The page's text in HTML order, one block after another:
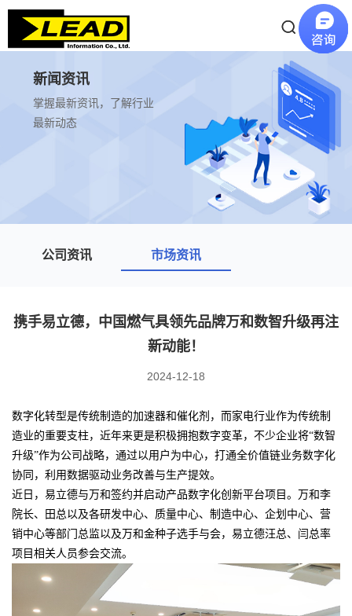
新闻资讯
掌握最新资讯，了解行业
最新动态
公司资讯 市场资讯
携手易立德，中国燃气具领先品牌万和数智升级再注
新动能！
2024-12-18
数字化转型是传统制造的加速器和催化剂，而家电行业作为传统制
造业的重要支柱，近年来更是积极拥抱数字变革，不少企业将“数智
升级”作为公司战略，通过以用户为中心，打通全价值链业务数字化
协同，利用数据驱动业务改善与生产提效。
近日，易立德与万和签约并启动产品数字化创新平台项目。万和李
院长、田总以及各研发中心、质量中心、制造中心、企划中心、营
销中心等部门总监以及万和金种子选手与会，易立德汪总、闫总率
项目相关人员参会交流。